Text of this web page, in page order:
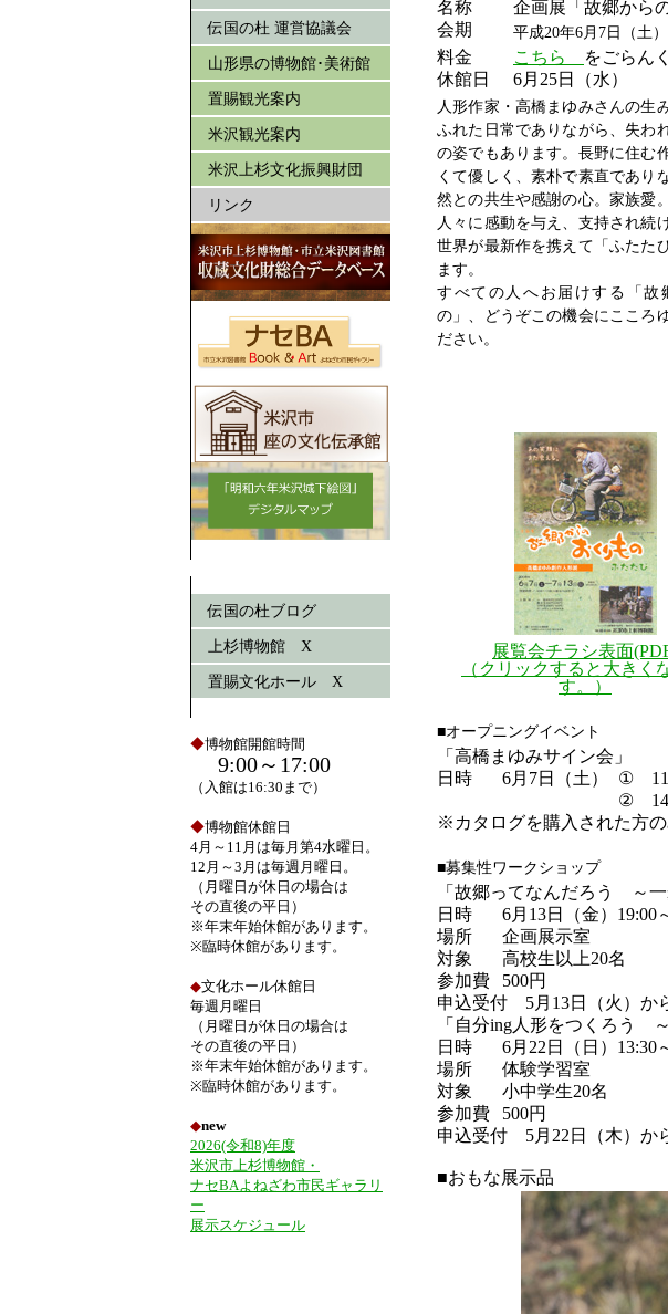
伝国の杜 運営協議会
山形県の博物館･美術館
置賜観光案内
米沢観光案内
米沢上杉文化振興財団
リンク
伝国の杜ブログ
上杉博物館 X
置賜文化ホール X
◆博物館開館時間
9:00～17:00
（入館は16:30まで）
◆博物館休館日
4月～11月は毎月第4水曜日。
12月～3月は毎週月曜日。
（月曜日が休日の場合は
その直後の平日）
※年末年始休館があります。
※臨時休館があります。
◆文化ホール休館日
毎週月曜日
（月曜日が休日の場合は
その直後の平日）
※年末年始休館があります。
※臨時休館があります。
◆new
2026(令和8)年度
米沢市上杉博物館・
ナセBAよねざわ市民ギャラリ
ー
展示スケジュール
名称
企画展「故郷から
会期
平成20年6月7日（土
料金 こちら
をごらん
休館日
6月25日（水）
人形作家・高橋まゆみさんの生
ふれた日常でありながら、失わ
の姿でもあります。長野に住む
くて優しく、素朴で素直であり
然との共生や感謝の心。家族愛
人々に感動を与え、支持され続
世界が最新作を携えて「ふたた
ます。
すべての人へお届けする「故
の」、どうぞこの機会にこころ
ださい。
展覧会チラシ表面
（クリックすると大きく
す。）
■オープニングイベント
「高橋まゆみサイン会」
日時
6月7日（土）
①
②
※カタログを購入された方の
■募集性ワークショップ
「故郷ってなんだろう ～一
日時
6月13日（金）19:00
場所
企画展示室
対象
高校生以上20名
参加費
500円
申込受付 5月13日（火）か
「自分ing人形をつくろう
日時
6月22日（日）13:30
場所
体験学習室
対象
小中学生20名
参加費
500円
申込受付 5月22日（木）か
■おもな展示品